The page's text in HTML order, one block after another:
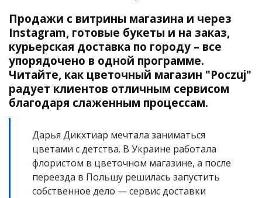
Продажи с витрины магазина и через
Instagram, готовые букеты и на заказ,
курьерская доставка по городу – все
упорядочено в одной программе.
Читайте, как цветочный магазин "Poczuj"
радует клиентов отличным сервисом
благодаря слаженным процессам.
Дарья Дикхтиар мечтала заниматься
цветами с детства. В Украине работала
флористом в цветочном магазине, а после
переезда в Польшу решилась запустить
собственное дело — сервис доставки